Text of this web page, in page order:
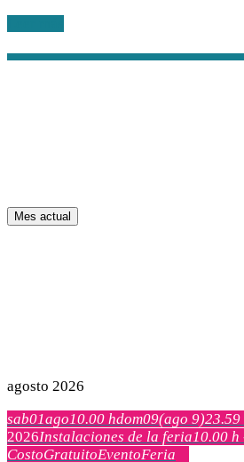
Mes actual
agosto 2026
sab01ago10.00 hdom09(ago 9)23.59
2026Instalaciones de la feria10.00 h
CostoGratuitoEventoFeria